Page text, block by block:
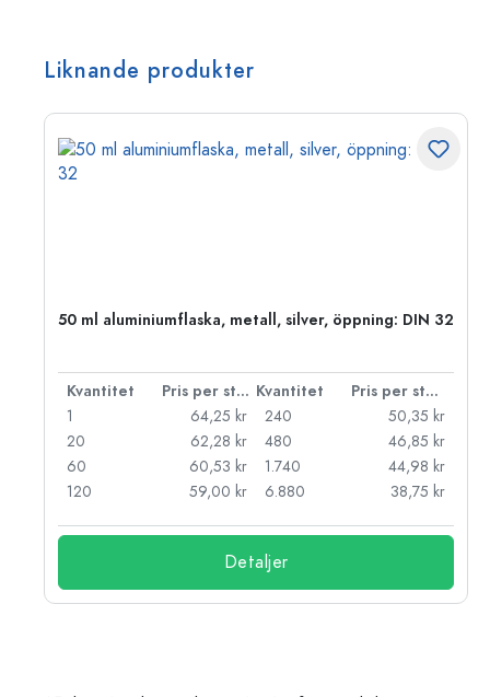
Liknande produkter
50 ml aluminiumflaska, metall, silver, öppning: DIN 32
Kvantitet Pris per styck Kvantitet
Pris per styck
1
64,25 kr
20
62,28 kr
60
60,53 kr
120
59,00 kr
240
50,35 kr
480
46,85 kr
1.740
44,98 kr
6.880
38,75 kr
Detaljer